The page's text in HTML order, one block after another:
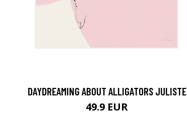
DAYDREAMING ABOUT ALLIGATORS JULISTE
49.9 EUR